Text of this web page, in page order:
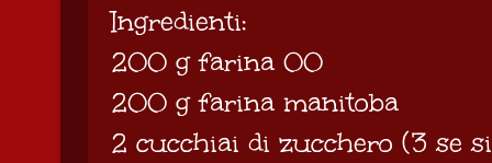
Ingredienti:
200 g farina 00
200 g farina manitoba
2 cucchiai di zucchero (3 se